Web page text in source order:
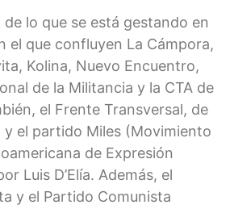
de lo que se está gestando en
el que confluyen La Cámpora,
Kolina, Nuevo Encuentro,
de la Militancia y la CTA de
el Frente Transversal, de
y el partido Miles (Movimiento
de Expresión
Luis D’Elía. Además, el
y el Partido Comunista